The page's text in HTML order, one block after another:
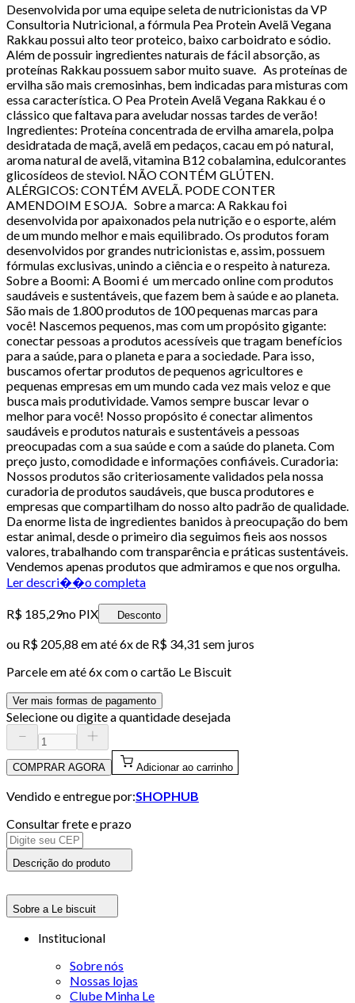
Desenvolvida por uma equipe seleta de nutricionistas da VP
Consultoria Nutricional, a fórmula Pea Protein Avelã Vegana
Rakkau possui alto teor proteico, baixo carboidrato e sódio.
Além de possuir ingredientes naturais de fácil absorção, as
proteínas Rakkau possuem sabor muito suave. As proteínas de
ervilha são mais cremosinhas, bem indicadas para misturas com
essa característica. O Pea Protein Avelã Vegana Rakkau é o
clássico que faltava para aveludar nossas tardes de verão!
Ingredientes: Proteína concentrada de ervilha amarela, polpa
desidratada de maçã, avelã em pedaços, cacau em pó natural,
aroma natural de avelã, vitamina B12 cobalamina, edulcorantes
glicosídeos de steviol. NÃO CONTÉM GLÚTEN.
ALÉRGICOS: CONTÉM AVELÃ. PODE CONTER
AMENDOIM E SOJA. Sobre a marca: A Rakkau foi
desenvolvida por apaixonados pela nutrição e o esporte, além
de um mundo melhor e mais equilibrado. Os produtos foram
desenvolvidos por grandes nutricionistas e, assim, possuem
fórmulas exclusivas, unindo a ciência e o respeito à natureza.
Sobre a Boomi: A Boomi é um mercado online com produtos
saudáveis e sustentáveis, que fazem bem à saúde e ao planeta.
São mais de 1.800 produtos de 100 pequenas marcas para
você! Nascemos pequenos, mas com um propósito gigante:
conectar pessoas a produtos acessíveis que tragam benefícios
para a saúde, para o planeta e para a sociedade. Para isso,
buscamos ofertar produtos de pequenos agricultores e
pequenas empresas em um mundo cada vez mais veloz e que
busca mais produtividade. Vamos sempre buscar levar o
melhor para você! Nosso propósito é conectar alimentos
saudáveis e produtos naturais e sustentáveis a pessoas
preocupadas com a sua saúde e com a saúde do planeta. Com
preço justo, comodidade e informações confiáveis. Curadoria:
Nossos produtos são criteriosamente validados pela nossa
curadoria de produtos saudáveis, que busca produtores e
empresas que compartilham do nosso alto padrão de qualidade.
Da enorme lista de ingredientes banidos à preocupação do bem
estar animal, desde o primeiro dia seguimos fieis aos nossos
valores, trabalhando com transparência e práticas sustentáveis.
Vendemos apenas produtos que admiramos e que nos orgulha.
Ler descri��o completa
R$ 185,29no PIX Desconto
ou R$ 205,88 em até6x de R$ 34,31 sem juros
Parcele em até6x com o cartão Le Biscuit
Ver mais formas de pagamento
Selecione ou digite a quantidade desejada
COMPRAR AGORA Adicionar ao carrinho
Vendido e entregue por:SHOPHUB
Consultar frete e prazo
Descrição do produto
Sobre a Le biscuit
Institucional
Sobre nós
Nossas lojas
Clube Minha Le